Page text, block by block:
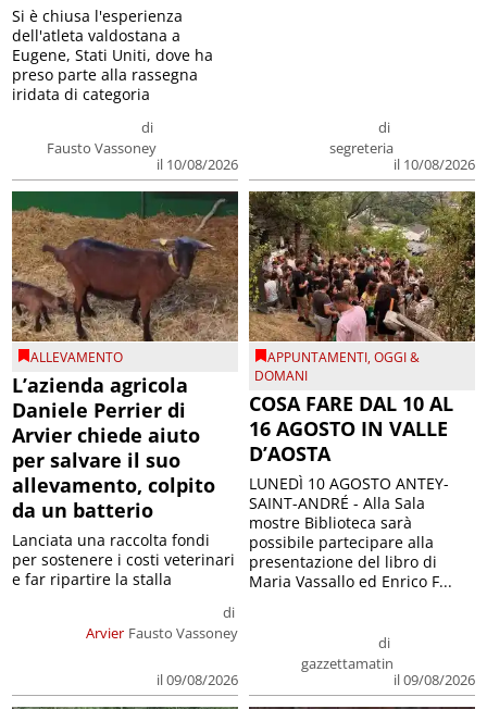
di
Fausto Vassoney
il 10/08/2026
Si è chiusa l'esperienza
dell'atleta valdostana a
Eugene, Stati Uniti, dove ha
preso parte alla rassegna
iridata di categoria
di
segreteria
il 10/08/2026
ALLEVAMENTO
L’azienda agricola
Daniele Perrier di
Arvier chiede aiuto
per salvare il suo
allevamento, colpito
da un batterio
Arvier
di
Fausto Vassoney
il 09/08/2026
Lanciata una raccolta fondi
per sostenere i costi veterinari
e far ripartire la stalla
APPUNTAMENTI,OGGI &
DOMANI
COSA FARE DAL 10 AL
16 AGOSTO IN VALLE
D’AOSTA
di
gazzettamatin
il 09/08/2026
LUNEDÌ 10 AGOSTO ANTEY-
SAINT-ANDRÉ - Alla Sala
mostre Biblioteca sarà
possibile partecipare alla
presentazione del libro di
Maria Vassallo ed Enrico F...